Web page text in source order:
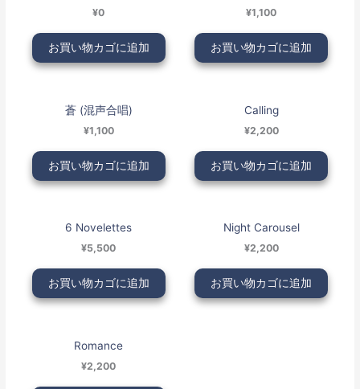
¥0
お買い物カゴに追加
¥1,100
お買い物カゴに追加
蒼 (混声合唱)
¥1,100
お買い物カゴに追加
Calling
¥2,200
お買い物カゴに追加
6 Novelettes
¥5,500
お買い物カゴに追加
Night Carousel
¥2,200
お買い物カゴに追加
Romance
¥2,200